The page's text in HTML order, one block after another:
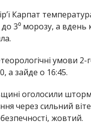
Карпат
до 3⁰ морозу, а вдень
умови 2-
а зайде о 16:45.
оголосили
через сильний
жовтий.